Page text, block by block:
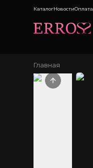
КаталогНовостиОплата
Главная
Previous slide